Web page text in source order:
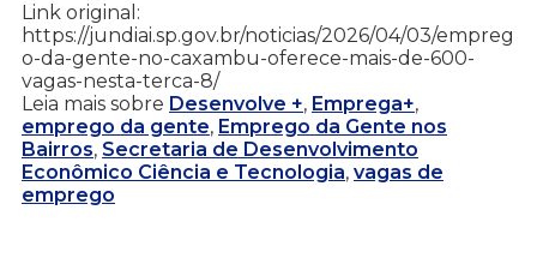
Link original:
https://jundiai.sp.gov.br/noticias/2026/04/03/empreg
o-da-gente-no-caxambu-oferece-mais-de-600-
vagas-nesta-terca-8/
Leia mais sobre Desenvolve +, Emprega+,
emprego da gente, Emprego da Gente nos
Bairros, Secretaria de Desenvolvimento
Econômico Ciência e Tecnologia, vagas de
emprego